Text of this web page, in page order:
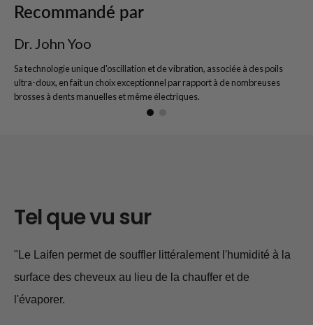
Recommandé par
Dr. John Yoo
Sa technologie unique d'oscillation et de vibration, associée à des poils
ultra-doux, en fait un choix exceptionnel par rapport à de nombreuses
brosses à dents manuelles et même électriques.
Tel que vu sur
"Le Laifen permet de souffler littéralement l'humidité à la
surface des cheveux au lieu de la chauffer et de
l'évaporer.